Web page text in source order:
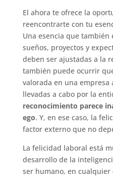
El ahora te ofrece la
reencontrarte con tu
Una esencia que también
sueños, proyectos y
deben ser ajustadas a la
también puede ocurrir
valorada en una empresa
llevadas a cabo por la
reconocimiento parece
ego. Y, en ese caso, la
factor externo que no
La felicidad laboral está
desarrollo de la
ser humano, en cualquier